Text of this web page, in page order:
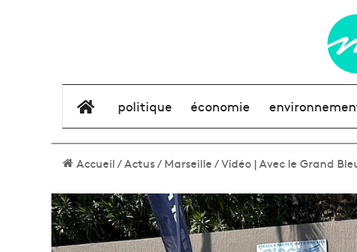
élément de menu
politique économie
Accueil/Actus/Marseille/Vidéo | Avec le Grand